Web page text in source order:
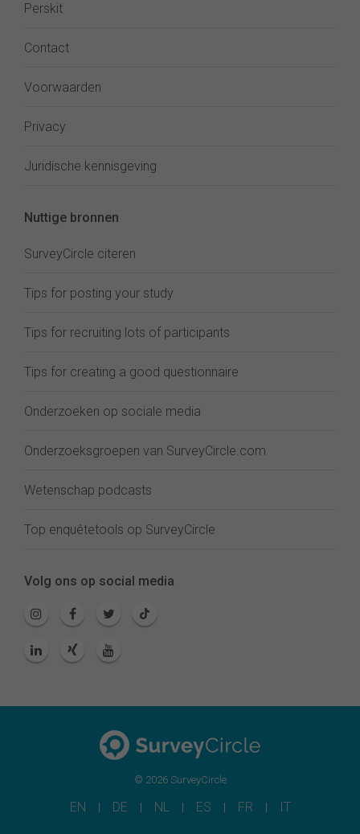
Perskit
Contact
Voorwaarden
Privacy
Juridische kennisgeving
Nuttige bronnen
SurveyCircle citeren
Tips for posting your study
Tips for recruiting lots of participants
Tips for creating a good questionnaire
Onderzoeken op sociale media
Onderzoeksgroepen van SurveyCircle.com
Wetenschap podcasts
Top enquêtetools op SurveyCircle
Volg ons op social media
© 2026 SurveyCircle
EN DE NL ES FR IT